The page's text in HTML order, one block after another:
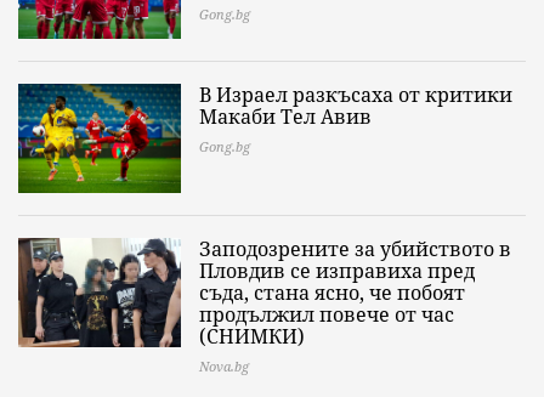
Gong.bg
В Израел разкъсаха от критики
Макаби Тел Авив
Gong.bg
Заподозрените за убийството в
Пловдив се изправиха пред
съда, стана ясно, че побоят
продължил повече от час
(СНИМКИ)
Nova.bg